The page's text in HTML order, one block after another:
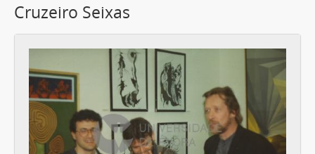
Cruzeiro Seixas